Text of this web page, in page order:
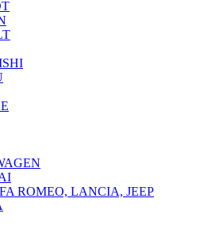
ROMEO, LANCIA, JEEP